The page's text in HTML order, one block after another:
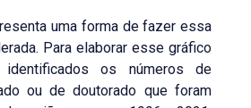
uma forma de fazer essa
Para elaborar esse gráfico
identificados os números de
ou de doutorado que foram